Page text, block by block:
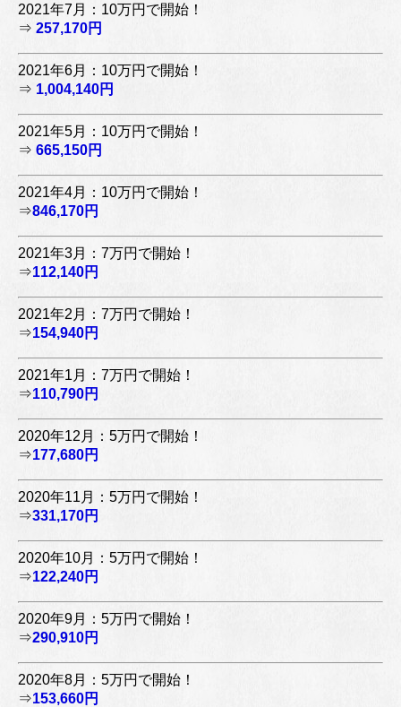
2021年7月：10万円で開始！
⇒ 257,170円
2021年6月：10万円で開始！
⇒ 1,004,140円
2021年5月：10万円で開始！
⇒ 665,150円
2021年4月：10万円で開始！
⇒846,170円
2021年3月：7万円で開始！
⇒112,140円
2021年2月：7万円で開始！
⇒154,940円
2021年1月：7万円で開始！
⇒110,790円
2020年12月：5万円で開始！
⇒177,680円
2020年11月：5万円で開始！
⇒331,170円
2020年10月：5万円で開始！
⇒122,240円
2020年9月：5万円で開始！
⇒290,910円
2020年8月：5万円で開始！
⇒153,660円